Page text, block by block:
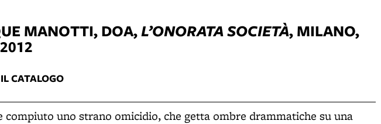
MANOTTI, DOA,L’ONORATA SOCIETÀ, MILANO,
CATALOGO
compiuto uno strano omicidio, che getta ombre drammatiche su una